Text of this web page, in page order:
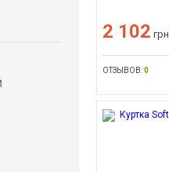
2 102 грн
ОТЗЫВОВ:0